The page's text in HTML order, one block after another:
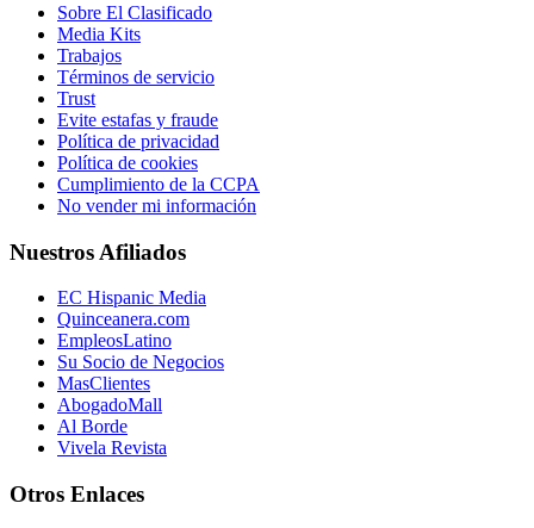
Sobre El Clasificado
Media Kits
Trabajos
Términos de servicio
Trust
Evite estafas y fraude
Política de privacidad
Política de cookies
Cumplimiento de la CCPA
No vender mi información
Nuestros Afiliados
EC Hispanic Media
Quinceanera.com
EmpleosLatino
Su Socio de Negocios
MasClientes
AbogadoMall
Al Borde
Vivela Revista
Otros Enlaces